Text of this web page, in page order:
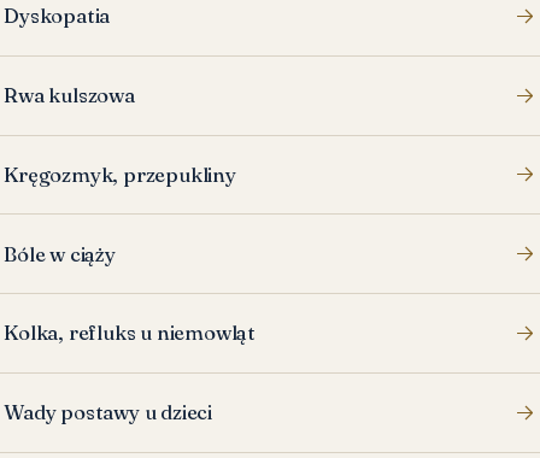
Dyskopatia
Rwa kulszowa
Kręgozmyk, przepukliny
Bóle w ciąży
Kolka, refluks u niemowląt
Wady postawy u dzieci